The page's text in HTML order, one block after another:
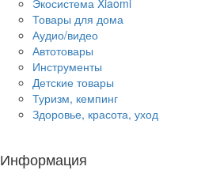
Товары для дома
Аудио/видео
Автотовары
Инструменты
Детские товары
Туризм, кемпинг
Здоровье, красота, уход
Информация